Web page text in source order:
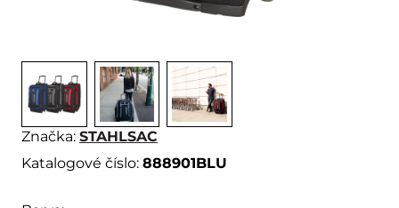
Značka: STAHLSAC
Katalogové číslo: 888901BLU